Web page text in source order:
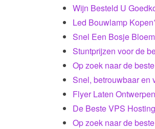
Wijn Besteld U
Led Bouwlamp
Snel Een Bosje
Stuntprijzen voor de
Op zoek naar de
Snel, betrouwbaar en
Flyer Laten
De Beste VPS
Op zoek naar de